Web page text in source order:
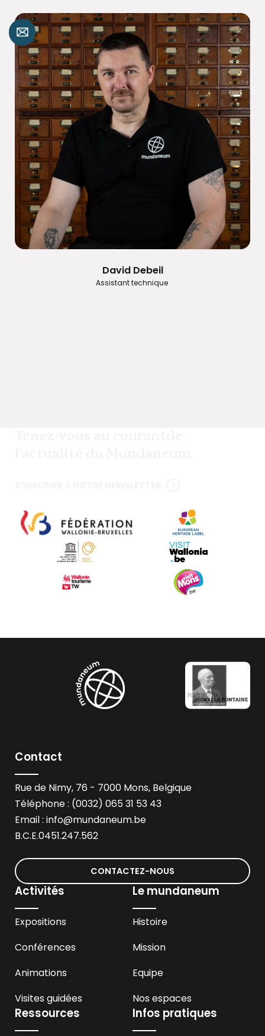
David Debeil
Assistant technique
Contact
Rue de Nimy, 76 - 7000 Mons, Belgique
Téléphone : (0032) 065 31 53 43
Email : info@mundaneum.be
B.C.E.0451.247.562
CONTACTEZ-NOUS
Activités
Expositions
Conférences
Animations
Visites guidées
Le mundaneum
Histoire
Mission
Equipe
Nos espaces
Ressources Infos pratiques